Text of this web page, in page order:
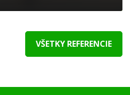
VŠETKY REFERENCIE